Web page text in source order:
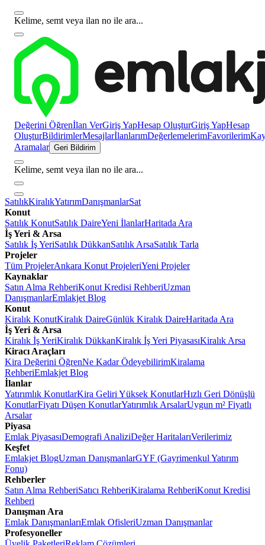
Kelime, semt veya ilan no ile ara...
Değerini Öğrenİlan VerGiriş YapHesap OluşturGiriş YapHesap
OluşturBildirimlerMesajlarİlanlarımDeğerlemelerimFavorilerim
Aramalar Geri Bildirim
Kelime, semt veya ilan no ile ara...
SatılıkKiralıkYatırımDanışmanlarSat
Konut
Satılık KonutSatılık DaireYeni İlanlarHaritada Ara
İş Yeri & Arsa
Satılık İş YeriSatılık DükkanSatılık ArsaSatılık Tarla
Projeler
Tüm ProjelerAnkara Konut ProjeleriYeni Projeler
Kaynaklar
Satın Alma RehberiKonut Kredisi RehberiUzman
DanışmanlarEmlakjet Blog
Konut
Kiralık KonutKiralık DaireGünlük Kiralık DaireHaritada Ara
İş Yeri & Arsa
Kiralık İş YeriKiralık DükkanKiralık İş Yeri PiyasasıKiralık Arsa
Kiracı Araçları
Kira Değerini ÖğrenNe Kadar ÖdeyebilirimKiralama
RehberiEmlakjet Blog
İlanlar
Yatırımlık KonutlarKira Geliri Yüksek KonutlarHızlı Geri Dönüşlü
KonutlarFiyatı Düşen KonutlarYatırımlık ArsalarUygun m² Fiyatlı
Arsalar
Piyasa
Emlak PiyasasıDemografi AnaliziDeğer HaritalarıVerilerimiz
Keşfet
Emlakjet BlogUzman DanışmanlarGYF (Gayrimenkul Yatırım
Fonu)
Rehberler
Satın Alma RehberiSatıcı RehberiKiralama RehberiKonut Kredisi
Rehberi
Danışman Ara
Emlak DanışmanlarıEmlak OfisleriUzman Danışmanlar
Profesyoneller